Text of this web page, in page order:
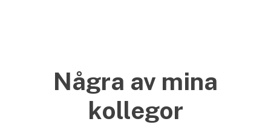
Några av mina
kollegor